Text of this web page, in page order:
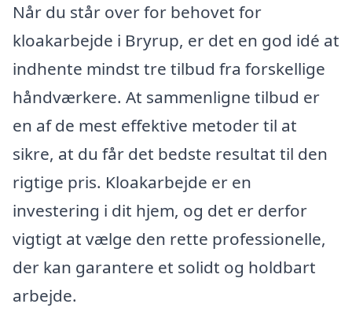
Når du står over for behovet for
kloakarbejde i Bryrup, er det en god idé at
indhente mindst tre tilbud fra forskellige
håndværkere. At sammenligne tilbud er
en af de mest effektive metoder til at
sikre, at du får det bedste resultat til den
rigtige pris. Kloakarbejde er en
investering i dit hjem, og det er derfor
vigtigt at vælge den rette professionelle,
der kan garantere et solidt og holdbart
arbejde.